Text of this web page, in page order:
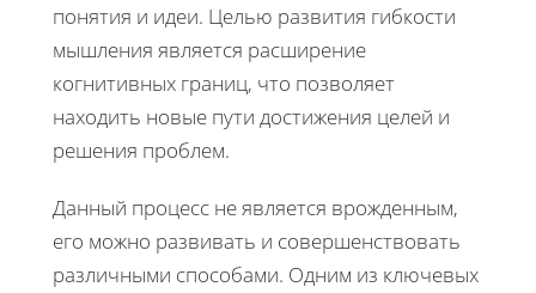
понятия и идеи. Целью развития гибкости
мышления является расширение
когнитивных границ, что позволяет
находить новые пути достижения целей и
решения проблем.
Данный процесс не является врожденным,
его можно развивать и совершенствовать
различными способами. Одним из ключевых